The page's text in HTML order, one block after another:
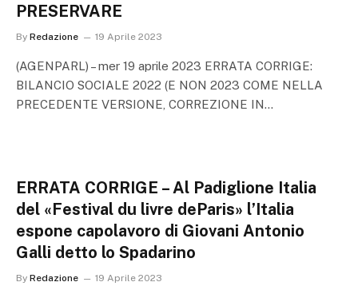
PRESERVARE
By Redazione 19 Aprile 2023
(AGENPARL) – mer 19 aprile 2023 ERRATA CORRIGE:
BILANCIO SOCIALE 2022 (E NON 2023 COME NELLA
PRECEDENTE VERSIONE, CORREZIONE IN…
ERRATA CORRIGE – Al Padiglione Italia
del «Festival du livre deParis» l’Italia
espone capolavoro di Giovani Antonio
Galli detto lo Spadarino
By Redazione 19 Aprile 2023